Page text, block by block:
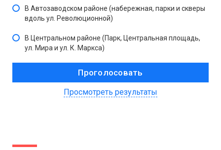
В Автозаводском районе (набережная, парки и скверы
вдоль ул. Революционной)
В Центральном районе (Парк, Центральная площадь,
ул. Мира и ул. К. Маркса)
Просмотреть результаты